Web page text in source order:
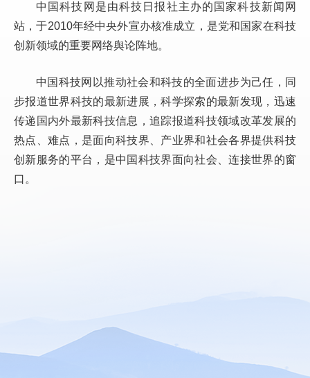
中国科技网是由科技日报社主办的国家科技新闻网
站，于2010年经中央外宣办核准成立，是党和国家在科技
创新领域的重要网络舆论阵地。
中国科技网以推动社会和科技的全面进步为己任，同
步报道世界科技的最新进展，科学探索的最新发现，迅速
传递国内外最新科技信息，追踪报道科技领域改革发展的
热点、难点，是面向科技界、产业界和社会各界提供科技
创新服务的平台，是中国科技界面向社会、连接世界的窗
口。